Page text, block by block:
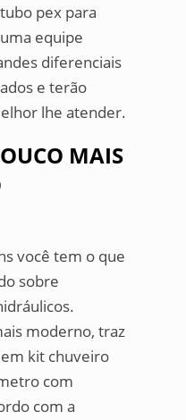
pex para
equipe
diferenciais
e terão
lhe atender.
MAIS
você tem o que
sobre
moderno, traz
kit chuveiro
com
com a